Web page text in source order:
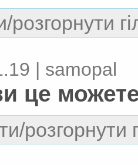
розгорнути
| samopal
це
розгорнути